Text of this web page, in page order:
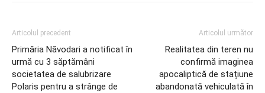
Articolul precedent
Primăria Năvodari a notificat în
urmă cu 3 săptămâni
societatea de salubrizare
Polaris pentru a strânge de
Articolul următor
Realitatea din teren nu
confirmă imaginea
apocaliptică de stațiune
abandonată vehiculată în